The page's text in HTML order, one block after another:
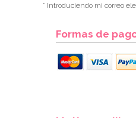
* Introduciendo mi correo
Formas de